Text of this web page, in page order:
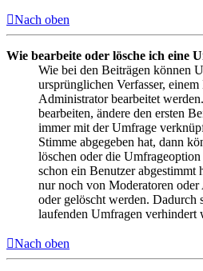
Nach oben
Wie bearbeite oder lösche ich eine
Wie bei den Beiträgen können
ursprünglichen Verfasser,
Administrator bearbeitet
bearbeiten, ändere den ersten
immer mit der Umfrage
Stimme abgegeben hat, dann
löschen oder die
schon ein Benutzer abgestimmt
nur noch von Moderatoren
oder gelöscht werden.
laufenden Umfragen verhindert
Nach oben